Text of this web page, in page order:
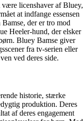
licenshaver af Bluey,
at indfange essensen
der er tro mod
Heeler-hund, der elsker
Bluey Bamse giver
fra tv-serien eller
ved deres side.
historie, stærke
produktion. Deres
af deres engagement